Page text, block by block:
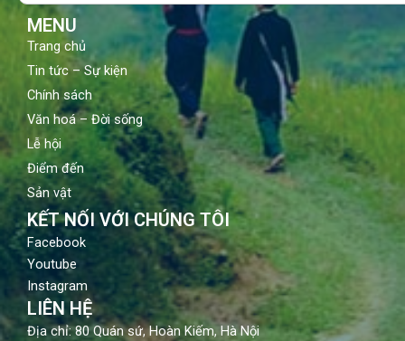
MENU
Trang chủ
Tin tức – Sự kiện
Chính sách
Văn hoá – Đời sống
Lễ hội
Điểm đến
Sản vật
KẾT NỐI VỚI CHÚNG TÔI
Facebook
Youtube
Instagram
LIÊN HỆ
Địa chỉ: 80 Quán sứ, Hoàn Kiếm, Hà Nội